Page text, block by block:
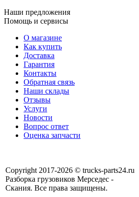
Наши предложения
Помощь и сервисы
О магазине
Как купить
Доставка
Гарантия
Контакты
Обратная связь
Наши склады
Отзывы
Услуги
Новости
Вопрос ответ
Оценка запчасти
Copyright 2017-2026 © trucks-parts24.ru
Разборка грузовиков Мерседес -
Скания. Все права защищены.